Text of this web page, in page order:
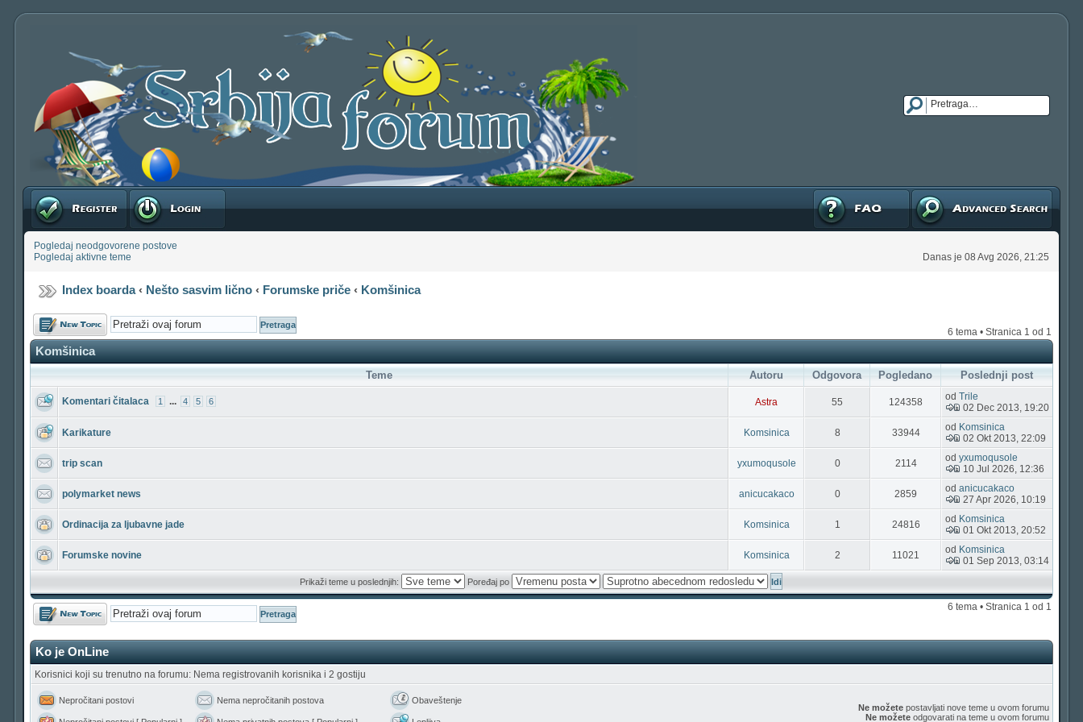
Registruj se Prijavite se Napredna pretraga
FAQ
Pogledaj neodgovorene postove
Pogledaj aktivne teme
Danas je 08 Avg 2026, 21:25
Index boarda‹ Nešto sasvim lično ‹ Forumske priče ‹ Komšinica
Počni novu temu
6 tema • Stranica 1 od 1
Komšinica
Teme Autoru Odgovora Pogledano Poslednji post
Komentari čitalaca 1 ... 4 5 6 Astra 55 124358 od Trile
02 Dec 2013, 19:20
Karikature Komsinica 8 33944 od Komsinica
02 Okt 2013, 22:09
trip scan yxumoqusole 0 2114 od yxumoqusole
10 Jul 2026, 12:36
polymarket news anicucakaco 0 2859 od anicucakaco
27 Apr 2026, 10:19
Ordinacija za ljubavne jade Komsinica 1 24816 od Komsinica
01 Okt 2013, 20:52
Forumske novine Komsinica 2 11021 od Komsinica
01 Sep 2013, 03:14
Prikaži teme u poslednjih: Poređaj po
Počni novu temu 6 tema • Stranica 1 od 1
Ko je OnLine
Korisnici koji su trenutno na forumu: Nema registrovanih korisnika i 2 gostiju
Nepročitani postovi Nema nepročitanih postova Obaveštenje
Ne možete postavljati nove teme u ovom forumu
Ne možete odgovarati na teme u ovom forumu